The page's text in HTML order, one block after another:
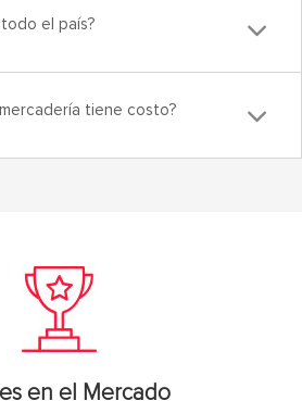
el país?
tiene costo?
en el Mercado